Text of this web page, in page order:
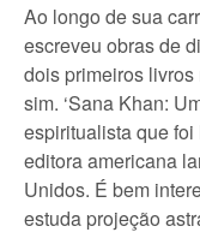
Ao longo de sua
escreveu obras de
dois primeiros livros
sim. ‘Sana Khan:
espiritualista que
editora americana
Unidos. É bem
estuda projeção